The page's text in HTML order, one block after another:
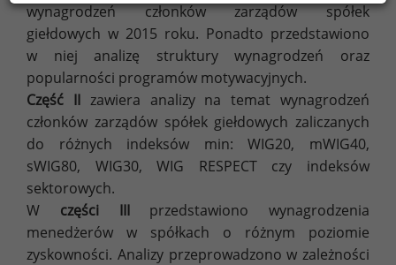
wynagrodzeń członków zarządów spółek
giełdowych w 2015 roku. Ponadto przedstawiono
w niej analizę struktury wynagrodzeń oraz
popularności programów motywacyjnych.
Część IIzawiera analizy na temat wynagrodzeń
członków zarządów spółek giełdowych zaliczanych
do różnych indeksów min: WIG20, mWIG40,
sWIG80, WIG30, WIG RESPECT czy indeksów
sektorowych.
W części IIIprzedstawiono wynagrodzenia
menedżerów w spółkach o różnym poziomie
zyskowności. Analizy przeprowadzono w zależności